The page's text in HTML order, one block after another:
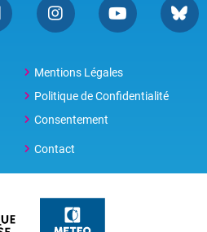
Mentions Légales
Politique de Confidentialité
Consentement
Contact